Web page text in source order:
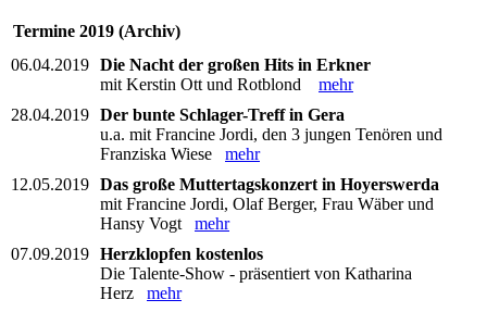
Termine 2019 (Archiv)
06.04.2019 Die Nacht der großen Hits in Erkner
mit Kerstin Ott und Rotblond mehr
28.04.2019 Der bunte Schlager-Treff in Gera
u.a. mit Francine Jordi, den 3 jungen Tenören und
Franziska Wiese mehr
12.05.2019 Das große Muttertagskonzert in Hoyerswerda
mit Francine Jordi, Olaf Berger, Frau Wäber und
Hansy Vogt mehr
07.09.2019 Herzklopfen kostenlos
Die Talente-Show - präsentiert von Katharina
Herz mehr